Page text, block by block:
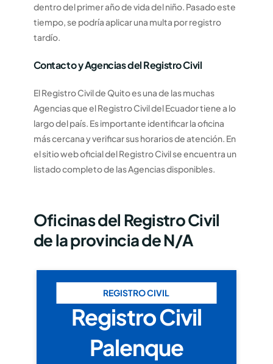
dentro del primer año de vida del niño. Pasado este
tiempo, se podría aplicar una multa por registro
tardío.
Contacto y Agencias del Registro Civil
El Registro Civil de Quito es una de las muchas
Agencias que el Registro Civil del Ecuador tiene a lo
largo del país. Es importante identificar la oficina
más cercana y verificar sus horarios de atención. En
el sitio web oficial del Registro Civil se encuentra un
listado completo de las Agencias disponibles.
Oficinas del Registro Civil
de la provincia de N/A
REGISTRO CIVIL
Registro Civil
Palenque